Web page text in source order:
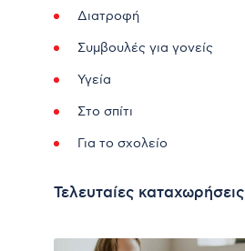
Διατροφή
Συμβουλές για γονείς
Υγεία
Στο σπίτι
Για το σχολείο
Τελευταίες καταχωρήσεις